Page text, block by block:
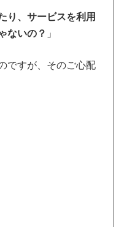
り、サービスを利用
ないの？ 」
ですが、そのご心配